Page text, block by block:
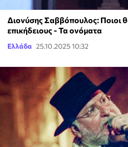
Διονύσης Σαββόπουλος: Ποιοι
επικήδειους - Τα ονόματα
Ελλάδα 25.10.2025 10:32